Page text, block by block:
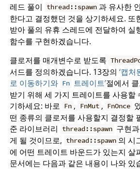
레드 풀이 thread::spawn 과 유사한
한다고 결정했던 것을 상기하세요. 또
받아 풀의 유휴 스레드에 전달하여 실
함수를 구현하겠습니다.
클로저를 매개변수로 받도록
서드를 정의하겠습니다. 13장의 ‘캡
로 이동하기와 Fn 트레이트’절에서
받기 위해 세 가지 트레이트를 사용할
기하세요: 바로 Fn , FnMut , FnOnce
떤 종류의 클로저를 사용할지 결정할
준 라이브러리 thread::spawn 구현
게 될 것이므로, thread::spawn 의 시
에 어떤 트레이트 바운드가 있는지 살
문서에는 다음과 같은 내용이 나와 있